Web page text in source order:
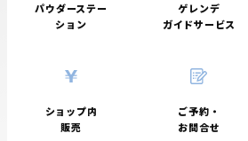
パウダーステー
ション
ゲレンデ
ガイドサービス
ショップ内
販売
ご予約・
お問合せ